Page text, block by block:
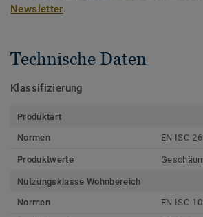
Newsletter.
Technische Daten
Klassifizierung
Produktart
Normen
EN ISO
Produktwerte
Nutzungsklasse Wohnbereich
Normen
EN ISO